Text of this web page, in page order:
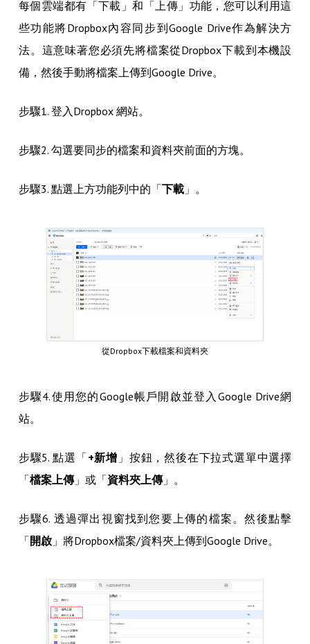
每個雲端都有「下載」和「上傳」功能，您可以利用這
些功能將Dropbox內容同步到Google Drive作為解決方
法。這意味著您必須先將檔案從Dropbox下載到本機設
備，然後手動將檔案上傳到Google Drive。
步驟1. 登入Dropbox 網站。
步驟2. 勾選要同步的檔案和資料夾前面的方塊。
步驟3. 點選上方功能列中的「下載」。
從Dropbox下載檔案和資料夾
步驟4.使用您的Google帳戶開啟並登入Google Drive網
站。
步驟5. 點選「+新增 」按鈕，然後在下拉式選單中選擇
「檔案上傳」或「資料夾上傳」。
步驟6. 透過彈出視窗找到您要上傳的檔案。然後點擊
「開啟」將Dropbox檔案/資料夾上傳到Google Drive。